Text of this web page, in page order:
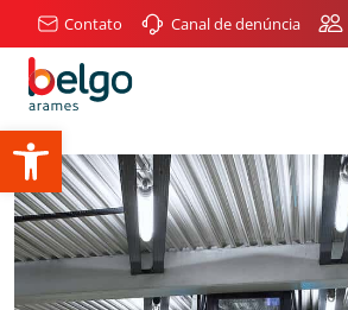
Abrir a barra de ferramentas
Contato Canal de denúncia